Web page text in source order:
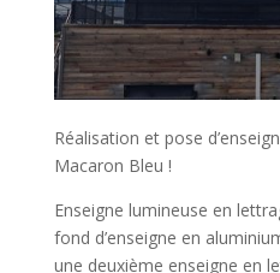
Réalisation et pose
Macaron Bleu !
Enseigne lumineuse en
fond d’enseigne en
une deuxième enseigne en